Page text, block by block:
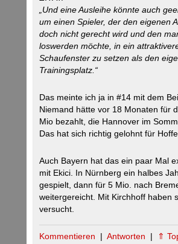
„Und eine Ausleihe könnte auch
um einen Spieler, der den eigenen
doch nicht gerecht wird und den
loswerden möchte, in ein
Schaufenster zu setzen als den
Trainingsplatz.“
Das meinte ich ja in #14 mit dem
Niemand hätte vor 18 Monaten für
Mio bezahlt, die Hannover im
Das hat sich richtig gelohnt für
Auch Bayern hat das ein paar Mal
mit Ekici. In Nürnberg ein halbes
gespielt, dann für 5 Mio. nach
weitergereicht. Mit Kirchhoff haben
versucht.
Kommentieren | Antworten | ⇑